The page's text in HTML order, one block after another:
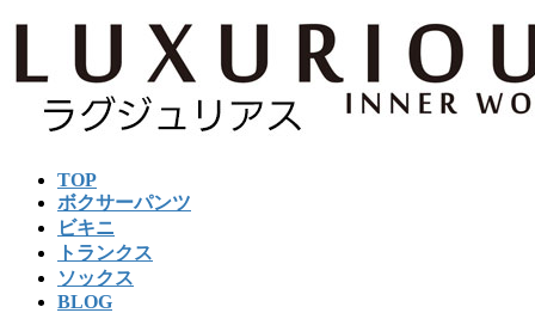
コ
テ
ナ
ゲ
TOP
ボクサーパンツ
ビキニ
トランクス
ソックス
BLOG